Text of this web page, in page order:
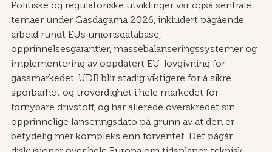
Politiske og regulatoriske utviklinger var også sentrale
temaer under Gasdagarna 2026, inkludert pågående
arbeid rundt EUs unionsdatabase,
opprinnelsesgarantier, massebalanseringssystemer og
implementering av oppdatert EU-lovgivning for
gassmarkedet. UDB blir stadig viktigere for å sikre
sporbarhet og troverdighet i hele markedet for
fornybare drivstoff, og har allerede overskredet sin
opprinnelige lanseringsdato på grunn av at den er
betydelig mer kompleks enn forventet. Det pågår